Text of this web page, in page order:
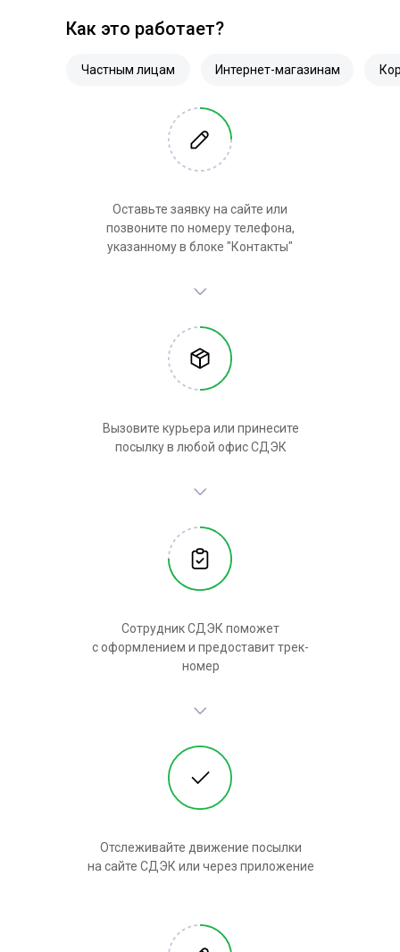
Как это работает?
Частным лицам Интернет-магазинам
Оставьте заявку на сайте или
позвоните по номеру телефона,
указанному в блоке "Контакты"
Вызовите курьера или принесите
посылку в любой офис СДЭК
Сотрудник СДЭК поможет
с оформлением и предоставит трек-
номер
Отслеживайте движение посылки
на сайте СДЭК или через приложение